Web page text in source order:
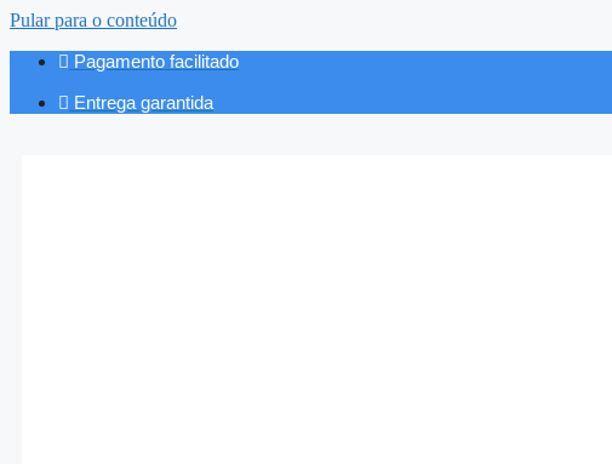
Pular para o conteúdo
Pagamento facilitado
Entrega garantida